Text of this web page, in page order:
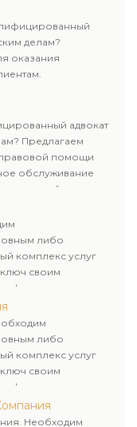
делам?
оказания
и юридических
клиенту.
адвокат
Предлагаем
помощи
обслуживание
подход к
либо
комплекс услуг
своим
физических и
к каждому
либо
комплекс услуг
своим
физических и
к каждому
Необходим